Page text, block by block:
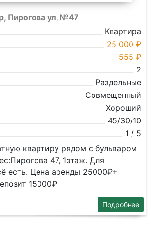
Пирогова ул, №47
Квартира
25 000 ₽
555 ₽
2
Раздельные
Совмещенный
Хороший
45/30/10
1 / 5
квартиру рядом с бульваром
47, 1этаж. Для
есть. Цена аренды 25000₽+
15000₽
Подробнее